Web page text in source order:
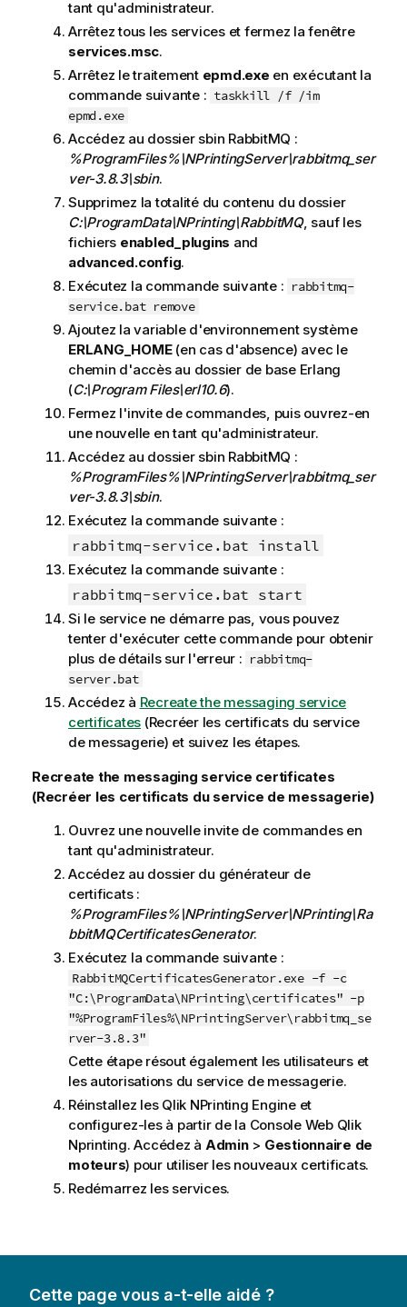
tant qu'administrateur.
Arrêtez tous les services et fermez la fenêtre
services.msc.
Arrêtez le traitement epmd.exe en exécutant la
commande suivante : taskkill /f /im
epmd.exe
Accédez au dossier sbin RabbitMQ :
%ProgramFiles%\NPrintingServer\rabbitmq_ser
ver-3.8.3\sbin.
Supprimez la totalité du contenu du dossier
C:\ProgramData\NPrinting\RabbitMQ, sauf les
fichiers enabled_plugins and
advanced.config.
Exécutez la commande suivante : rabbitmq-
service.bat remove
Ajoutez la variable d'environnement système
ERLANG_HOME(en cas d'absence) avec le
chemin d'accès au dossier de base Erlang
(C:\Program Files\erl10.6).
Fermez l'invite de commandes, puis ouvrez-en
une nouvelle en tant qu'administrateur.
Accédez au dossier sbin RabbitMQ :
%ProgramFiles%\NPrintingServer\rabbitmq_ser
ver-3.8.3\sbin.
Exécutez la commande suivante :
rabbitmq-service.bat install
Exécutez la commande suivante :
rabbitmq-service.bat start
Si le service ne démarre pas, vous pouvez
tenter d'exécuter cette commande pour obtenir
plus de détails sur l'erreur : rabbitmq-
server.bat
Accédez à Recreate the messaging service
certificates (Recréer les certificats du service
de messagerie) et suivez les étapes.
Recreate the messaging service certificates
(Recréer les certificats du service de messagerie)
Ouvrez une nouvelle invite de commandes en
tant qu'administrateur.
Accédez au dossier du générateur de
certificats :
%ProgramFiles%\NPrintingServer\NPrinting\Ra
bbitMQCertificatesGenerator.
Exécutez la commande suivante :
RabbitMQCertificatesGenerator.exe -f -c
"C:\ProgramData\NPrinting\certificates" -p
"%ProgramFiles%\NPrintingServer\rabbitmq_se
rver-3.8.3"
Cette étape résout également les utilisateurs et
les autorisations du service de messagerie.
Réinstallez les Qlik NPrinting Engineet
configurez-les à partir de la Console Web Qlik
Nprinting. Accédez à Admin> Gestionnaire de
moteurs) pour utiliser les nouveaux certificats.
Redémarrez les services.
Cette page vous a-t-elle aidé ?